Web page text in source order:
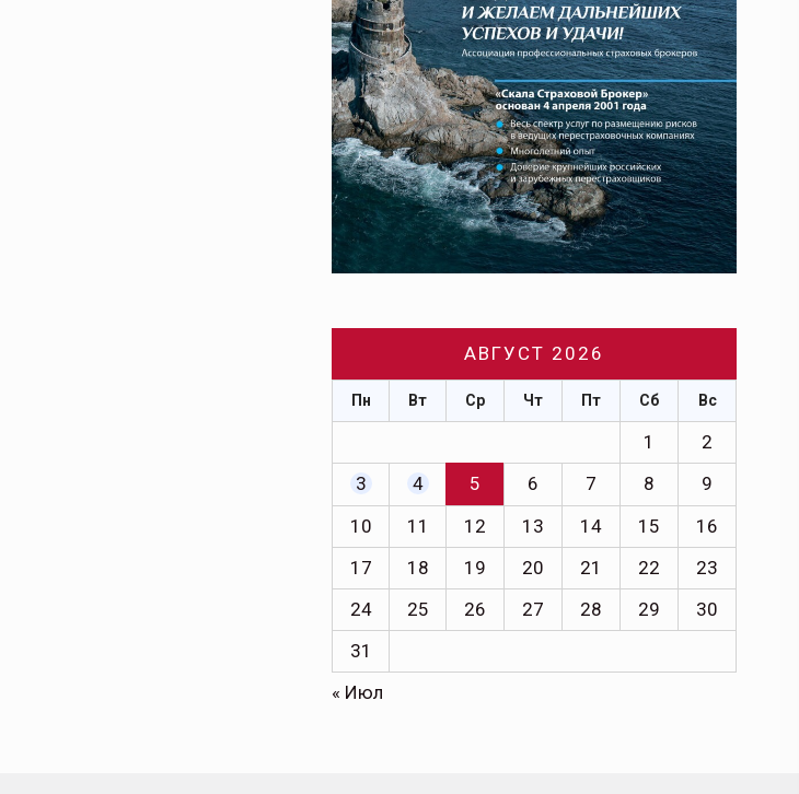
АВГУСТ 2026
Пн Вт Ср Чт Пт Сб Вс
1
2
3
4 5 6 7 8
9
10
11 12 13 14 15
16
17
18 19 20 21 22
23
24
25 26 27 28 29
30
31
« Июл